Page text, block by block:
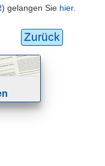
) gelangen Sie hier.
Zurück